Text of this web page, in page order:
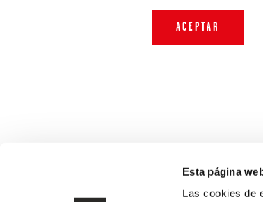
Esta página
Las cookies de